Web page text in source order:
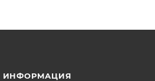
ИНФОРМАЦИЯ